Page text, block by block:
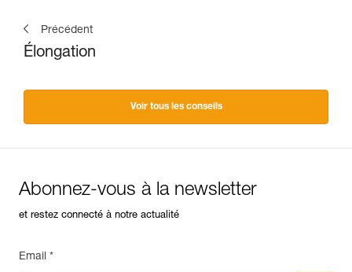
Précédent
Élongation
Voir tous les conseils
Abonnez-vous à la newsletter
et restez connecté à notre actualité
Email *